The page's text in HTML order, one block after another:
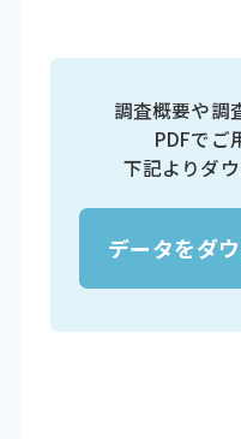
調査概要や調
PDFでご
下記よりダ
データをダ